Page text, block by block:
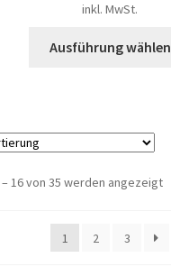
inkl. MwSt.
Ausführung wählen
16 von 35 werden angezeigt
1 2 3